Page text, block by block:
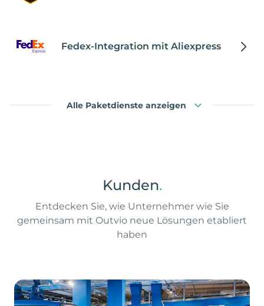
Fedex-Integration mit Aliexpress
Alle Paketdienste anzeigen
Kunden.
Entdecken Sie, wie Unternehmer wie Sie
gemeinsam mit Outvio neue Lösungen etabliert
haben